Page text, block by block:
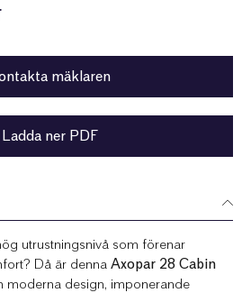
mäklaren
Ladda ner PDF
utrustningsnivå som förenar
Då är denna Axopar 28 Cabin
moderna design, imponerande